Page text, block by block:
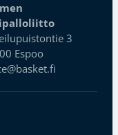
3
Espoo